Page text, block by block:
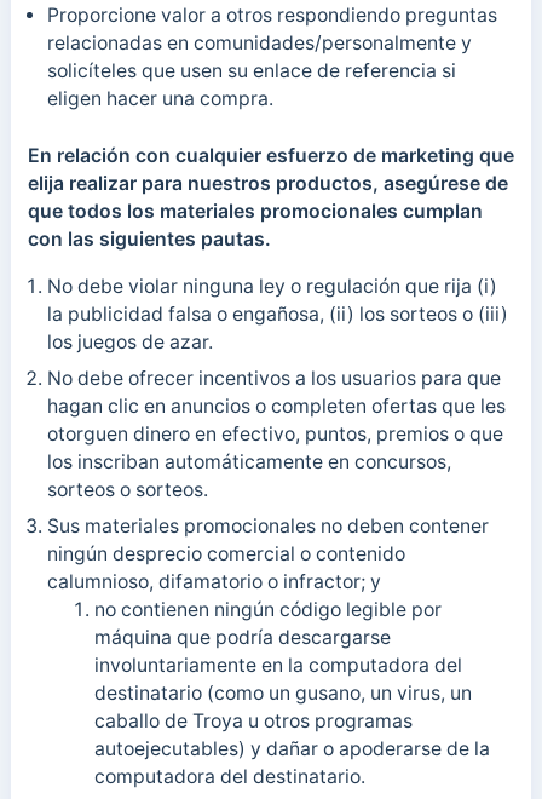
Proporcione valor a otros respondiendo preguntas
relacionadas en comunidades/personalmente y
solicíteles que usen su enlace de referencia si
eligen hacer una compra.
En relación con cualquier esfuerzo de marketing que
elija realizar para nuestros productos, asegúrese de
que todos los materiales promocionales cumplan
con las siguientes pautas.
No debe violar ninguna ley o regulación que rija (i)
la publicidad falsa o engañosa, (ii) los sorteos o (iii)
los juegos de azar.
No debe ofrecer incentivos a los usuarios para que
hagan clic en anuncios o completen ofertas que les
otorguen dinero en efectivo, puntos, premios o que
los inscriban automáticamente en concursos,
sorteos o sorteos.
Sus materiales promocionales no deben contener
ningún desprecio comercial o contenido
calumnioso, difamatorio o infractor; y
no contienen ningún código legible por
máquina que podría descargarse
involuntariamente en la computadora del
destinatario (como un gusano, un virus, un
caballo de Troya u otros programas
autoejecutables) y dañar o apoderarse de la
computadora del destinatario.